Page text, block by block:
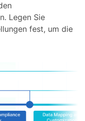
Legen Sie
fest, um die